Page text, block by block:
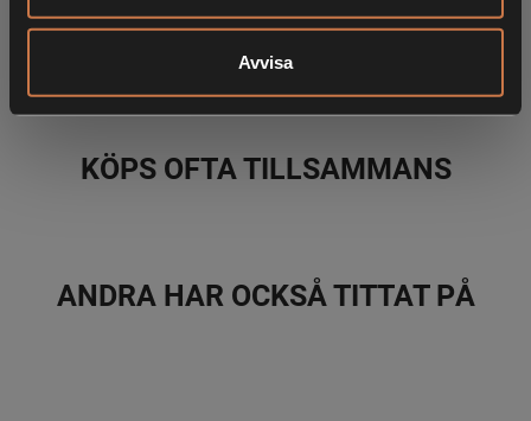
Avvisa
Pekfingret har en pekskärmsvänlig knoge så att din
Godkänd i enlighet med EN 388 Mechanical hazards CAT II.
LIKNANDE PRODUKTER
KÖPS OFTA TILLSAMMANS
ANDRA HAR OCKSÅ TITTAT PÅ